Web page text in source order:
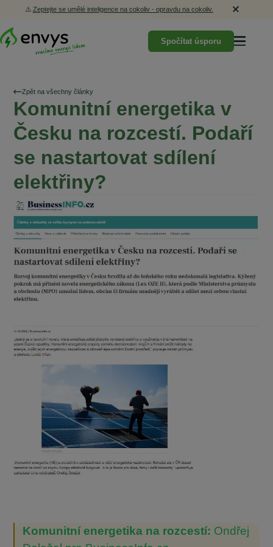
⚠️ Zeptejte se umělé inteligence na cokoliv - opravdu na cokoliv.
Spočítat úsporu
Zpět na všechny články
Komunitní energetika v
Česku na rozcestí. Podaří
se nastartovat sdílení
elektřiny?
Komunitní energetika na rozcestí: Ondřej